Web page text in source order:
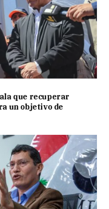
que recuperar
un objetivo de